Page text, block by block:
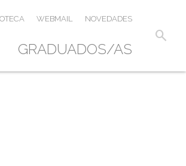
search
GRADUADOS/AS
WEBMAIL NOVEDADES